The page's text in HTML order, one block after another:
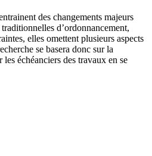
des changements majeurs
d’ordonnancement,
elles omettent plusieurs aspects
se basera donc sur la
échéanciers des travaux en se